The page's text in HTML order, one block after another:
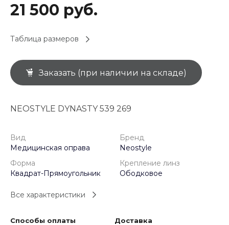
21 500 руб.
Таблица размеров
Заказать (при наличии на складе)
NEOSTYLE DYNASTY 539 269
Вид
Медицинская оправа
Бренд
Neostyle
Форма
Квадрат-Прямоугольник
Крепление линз
Ободковое
Все характеристики
Способы оплаты Доставка